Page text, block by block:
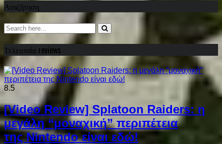
Αναζήτηση
Τελευταία reviews
8.5
[Video Review] Splatoon Raiders: η
μεγάλη “μοναχική” περιπέτεια
της Nintendo είναι εδώ!